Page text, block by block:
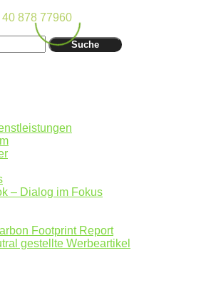
878 77960
Suche
– Dialog im Fokus
Footprint Report
gestellte Werbeartikel